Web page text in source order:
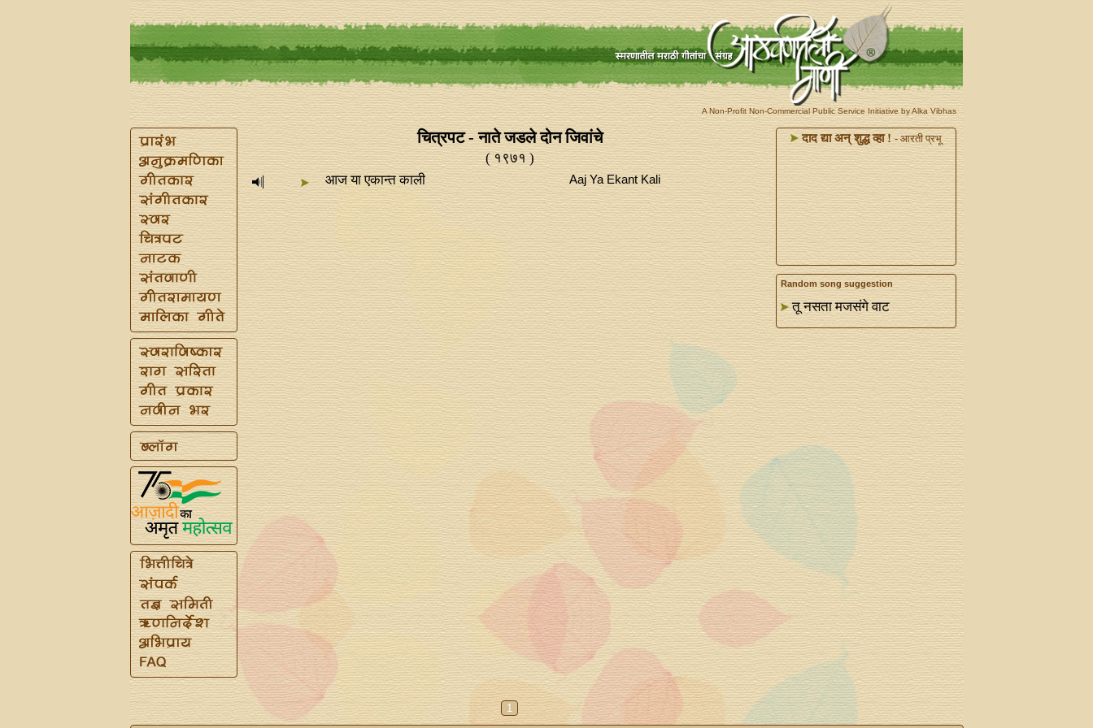
A Non-Profit Non-Commercial Public Service Initiative by Alka Vibhas
चित्रपट - नाते जडले दोन जिवांचे
( १९७१ )
आज या एकान्‍त काली
Aaj Ya Ekant Kali
दाद द्या अन्‌ शुद्ध व्हा ! - आरती प्रभू
Random song suggestion
तू नसता मजसंगे वाट